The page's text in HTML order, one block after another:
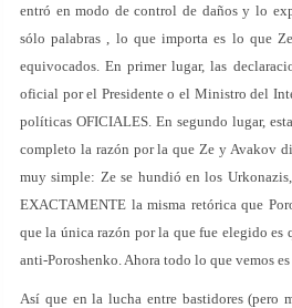
entró en modo de control de daños y lo
sólo palabras , lo que importa es lo que
equivocados. En primer lugar, las
oficial por el Presidente o el Ministro del
políticas OFICIALES. En segundo lugar,
completo la razón por la que Ze y Avakov
muy simple: Ze se hundió en los
EXACTAMENTE la misma retórica que
que la única razón por la que fue elegido es
anti-Poroshenko. Ahora todo lo que vemos
Así que en la lucha entre bastidores (pero